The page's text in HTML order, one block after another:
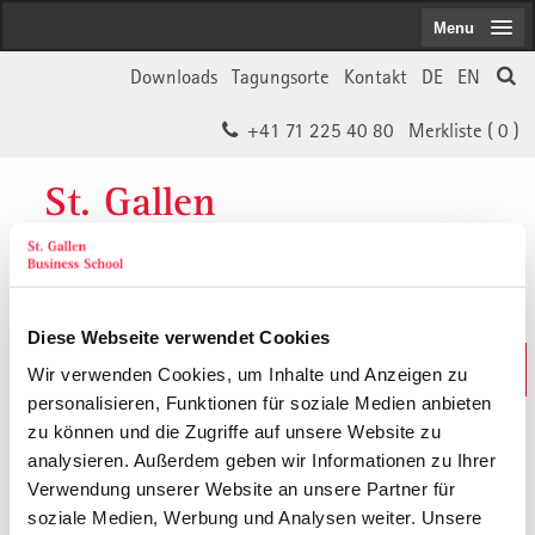
Diese Webseite verwendet Cookies
Wir verwenden Cookies, um Inhalte und Anzeigen zu
personalisieren, Funktionen für soziale Medien anbieten
zu können und die Zugriffe auf unsere Website zu
analysieren. Außerdem geben wir Informationen zu Ihrer
Verwendung unserer Website an unsere Partner für
soziale Medien, Werbung und Analysen weiter. Unsere
EN
DE
Kontakt
Tagungsorte
Downloads
Merkliste ( 0 )
+41 71 225 40 80
St. Gallen
Business School
Weiterbildungs-Suche
In 30 Sekunden das Passende finden
Menu
Der von Ihnen gesuchte Inhalt ist